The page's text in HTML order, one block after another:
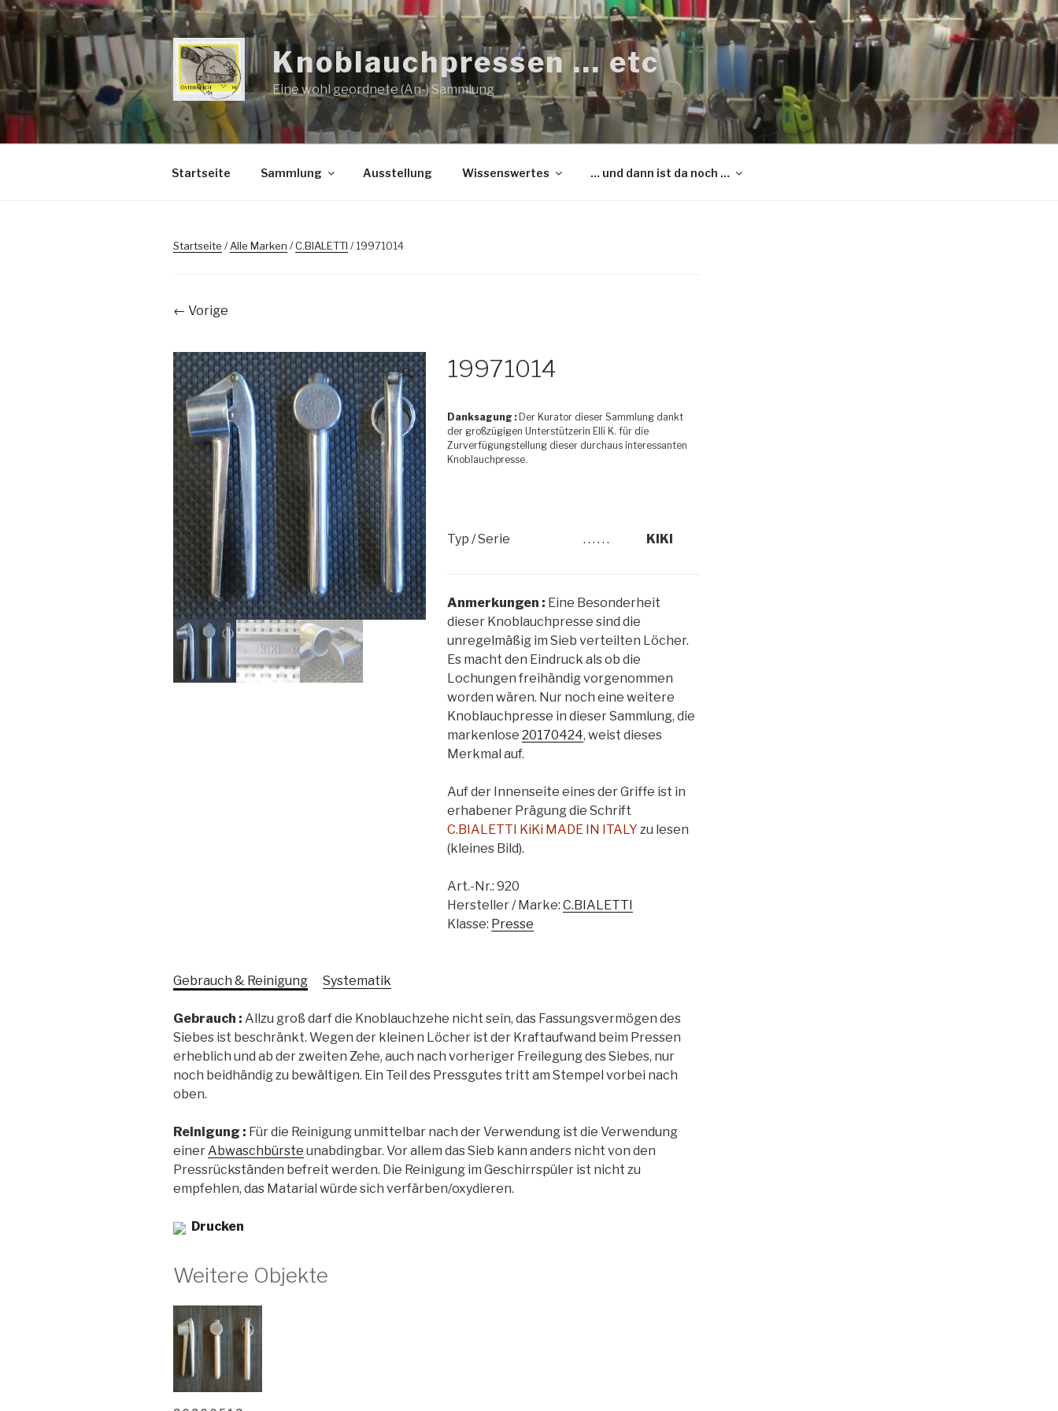
Zum
Inhalt
springen
Knoblauchpressen … etc
Eine wohl geordnete (An-) Sammlung
Startseite Sammlung Ausstellung Wissenswertes … und dann ist da noch …
Startseite /Alle Marken /C.BIALETTI / 19971014
← Vorige
🔍 19971014
Danksagung : Der Kurator dieser Sammlung dankt
der großzügigen Unterstützerin Elli K. für die
Zurverfügungstellung dieser durchaus interessanten
Knoblauchpresse.
Typ / Serie . . . . . . KIKI
Anmerkungen : Eine Besonderheit
dieser Knoblauchpresse sind die
unregelmäßig im Sieb verteilten Löcher.
Es macht den Eindruck als ob die
Lochungen freihändig vorgenommen
worden wären. Nur noch eine weitere
Knoblauchpresse in dieser Sammlung, die
markenlose 20170424, weist dieses
Merkmal auf.
Auf der Innenseite eines der Griffe ist in
erhabener Prägung die Schrift
C.BIALETTI KiKi MADE IN ITALY zu lesen
(kleines Bild).
Art.-Nr.: 920
Hersteller / Marke: C.BIALETTI
Klasse: Presse
Gebrauch & Reinigung Systematik
Gebrauch : Allzu groß darf die Knoblauchzehe nicht sein, das Fassungsvermögen des
Siebes ist beschränkt. Wegen der kleinen Löcher ist der Kraftaufwand beim Pressen
erheblich und ab der zweiten Zehe, auch nach vorheriger Freilegung des Siebes, nur
noch beidhändig zu bewältigen. Ein Teil des Pressgutes tritt am Stempel vorbei nach
oben.
Reinigung : Für die Reinigung unmittelbar nach der Verwendung ist die Verwendung
einerAbwaschbürste unabdingbar. Vor allem das Sieb kann anders nicht von den
Pressrückständen befreit werden. Die Reinigung im Geschirrspüler ist nicht zu
empfehlen, das Matarial würde sich verfärben/oxydieren.
Drucken
Weitere Objekte